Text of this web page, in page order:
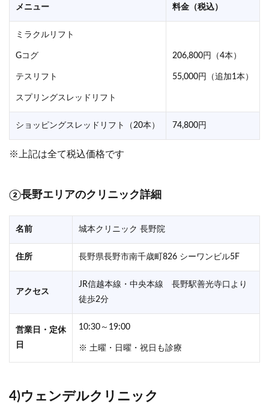
メニュー 料金（税込）
ミラクルリフト
Gコグ
テスリフト
スプリングスレッドリフト
206,800円（4本）
55,000円（追加1本）
ショッピングスレッドリフト（20本） 74,800円
※上記は全て税込価格です
②長野エリアのクリニック詳細
名前 城本クリニック 長野院
住所 長野県長野市南千歳町826 シーワンビル5F
アクセス
JR信越本線・中央本線 長野駅善光寺口より
徒歩2分
営業日・定休
日
10:30～19:00
※ 土曜・日曜・祝日も診療
4)ウェンデルクリニック